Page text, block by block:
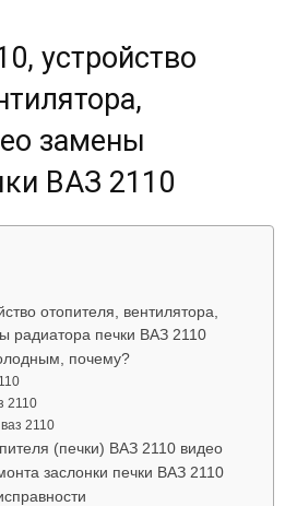
устройство
замены
ВАЗ 2110
отопителя, вентилятора,
радиатора печки ВАЗ 2110
почему?
2110
2110
(печки) ВАЗ 2110 видео
заслонки печки ВАЗ 2110